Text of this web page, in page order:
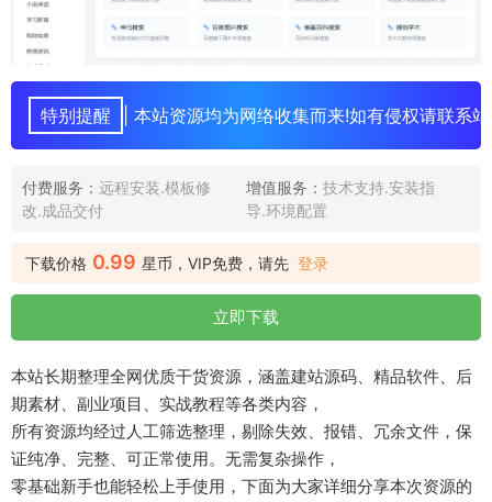
特别提醒 | 本站资源均为网络收集而来!如有侵权请联系
付费服务： 远程安装.模板修
改.成品交付
增值服务： 技术支持.安装指
导.环境配置
下载价格 0.99 星币，VIP免费，请先 登录
立即下载
本站长期整理全网优质干货资源，涵盖建站源码、精品软件、后
期素材、副业项目、实战教程等各类内容，
所有资源均经过人工筛选整理，剔除失效、报错、冗余文件，保
证纯净、完整、可正常使用。无需复杂操作，
零基础新手也能轻松上手使用，下面为大家详细分享本次资源的